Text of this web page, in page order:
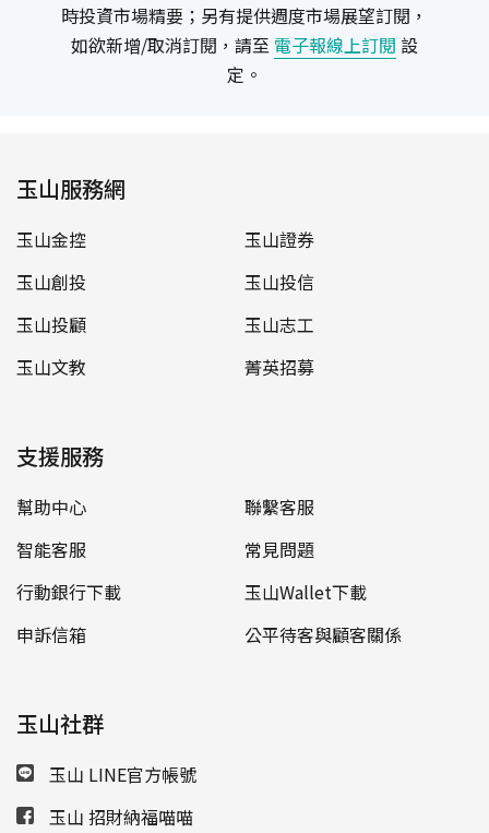
時投資市場精要；另有提供週度市場展望訂閱，
如欲新增/取消訂閱，請至 電子報線上訂閱 設
定。
玉山服務網
玉山金控
玉山證券
玉山創投
玉山投信
玉山投顧
玉山志工
玉山文教
菁英招募
支援服務
幫助中心
聯繫客服
智能客服
常見問題
行動銀行下載
玉山Wallet下載
申訴信箱
公平待客與顧客關係
玉山社群
玉山 LINE官方帳號
玉山 招財納福喵喵